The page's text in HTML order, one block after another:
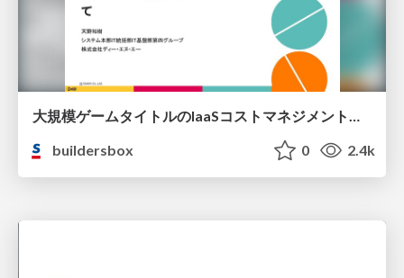
大規模ゲームタイトルのIaaSコストマネジメントへの技術アプローチについて / A technical approach to IaaS cost management for large-scale game titles
buildersbox
0 2.4k